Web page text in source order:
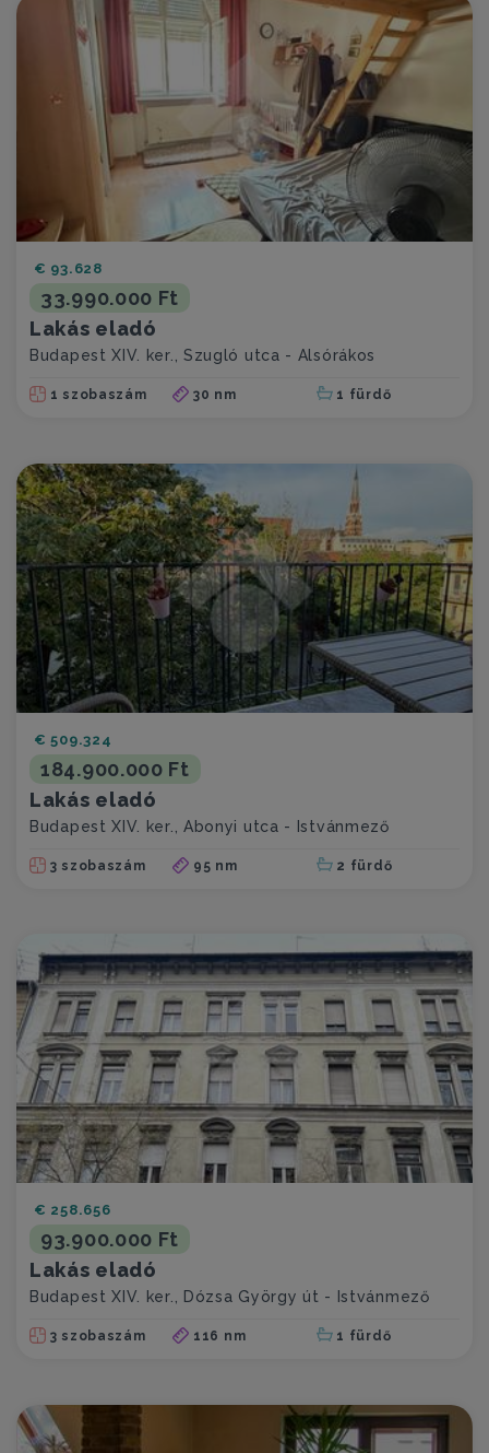
33.990.000 Ft
€ 93.628
Lakás eladó
Budapest XIV. ker., Szugló utca - Alsórákos
1 szobaszám 30 nm 1 fürdő
184.900.000 Ft
€ 509.324
Lakás eladó
Budapest XIV. ker., Abonyi utca - Istvánmező
3 szobaszám 95 nm 2 fürdő
93.900.000 Ft
€ 258.656
Lakás eladó
Budapest XIV. ker., Dózsa György út - Istvánmező
3 szobaszám 116 nm 1 fürdő